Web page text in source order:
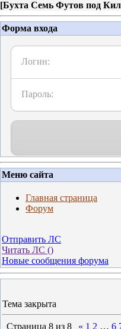
[Бухта Семь Футов под
Форма входа
Логин:
Пароль:
Меню сайта
Главная страница
Форум
Отправить ЛС
Читать ЛС ()
Новые сообщения форума
Тема закрыта
Страница 8 из 8 « 1 2 … 6